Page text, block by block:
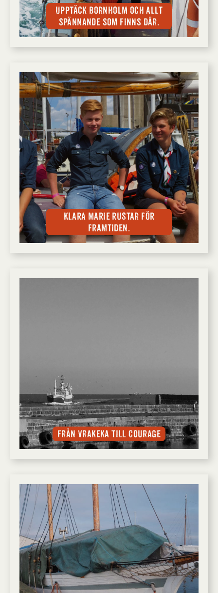
Upptäck Bornholm och allt
spännande som finns där.
Klara Marie rustar för
framtiden.
Från vrakeka till Courage